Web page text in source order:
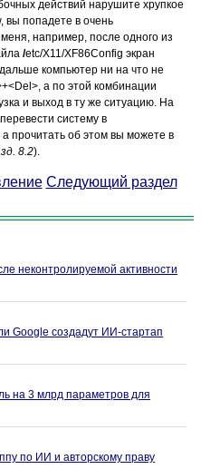
действий нарушите хрупкое
вы попадете в очень
например, после одного из
/etc/X11/XF86Config экран
компьютер ни на что не
а по этой комбинации
и выход в ту же ситуацию. На
систему в
прочитать об этом вы можете в
8.2).
Следующий раздел
неконтролируемой активности
Google создадут ИИ-стартап
на 3 млрд параметров для
по ИИ и авторскому праву